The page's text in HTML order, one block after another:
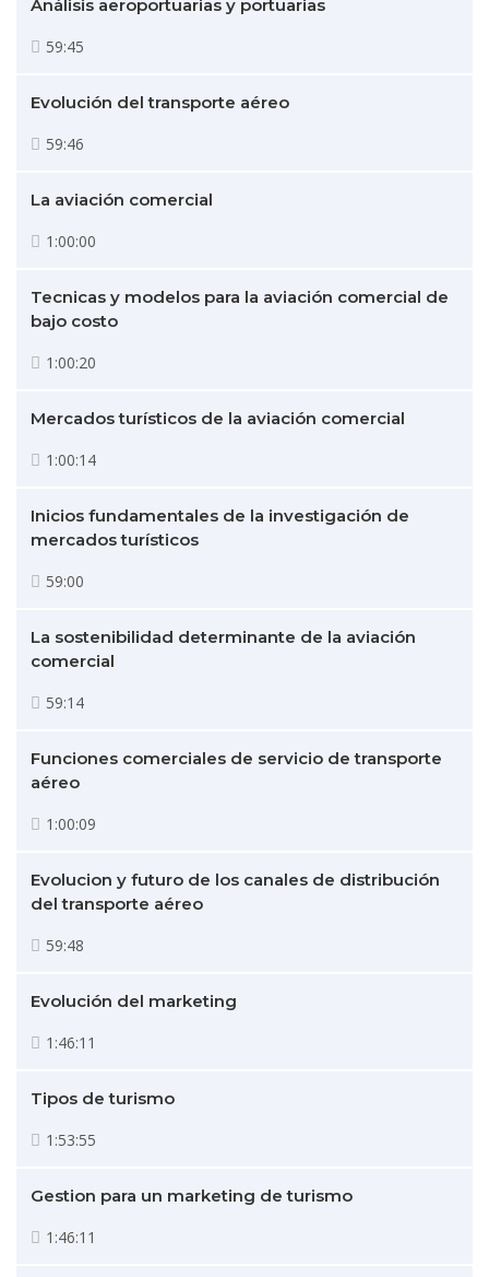
Análisis aeroportuarias y portuarias
59:45
Evolución del transporte aéreo
59:46
La aviación comercial
1:00:00
Tecnicas y modelos para la aviación comercial de
bajo costo
1:00:20
Mercados turísticos de la aviación comercial
1:00:14
Inicios fundamentales de la investigación de
mercados turísticos
59:00
La sostenibilidad determinante de la aviación
comercial
59:14
Funciones comerciales de servicio de transporte
aéreo
1:00:09
Evolucion y futuro de los canales de distribución
del transporte aéreo
59:48
Evolución del marketing
1:46:11
Tipos de turismo
1:53:55
Gestion para un marketing de turismo
1:46:11